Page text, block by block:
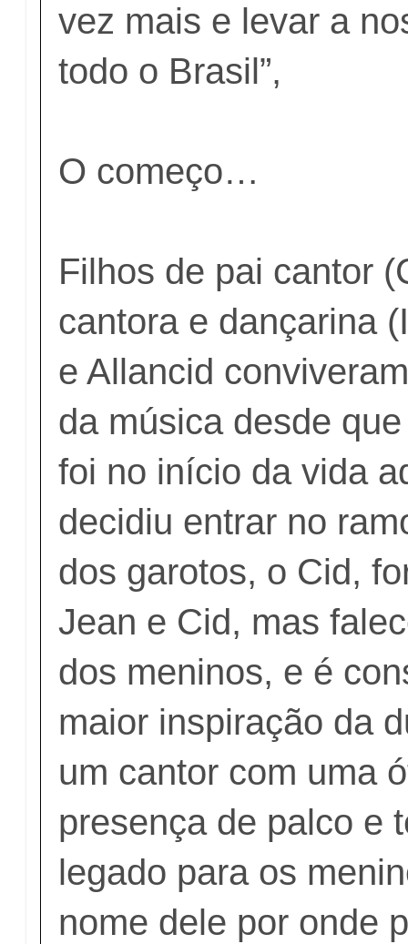
vez mais e levar a
todo o Brasil”,
O começo…
Filhos de pai cantor
cantora e dançarina
e Allancid
da música desde
foi no início da vida
decidiu entrar no
dos garotos, o Cid,
Jean e Cid, mas
dos meninos, e é
maior inspiração da
um cantor com uma
presença de palco e
legado para os
nome dele por onde